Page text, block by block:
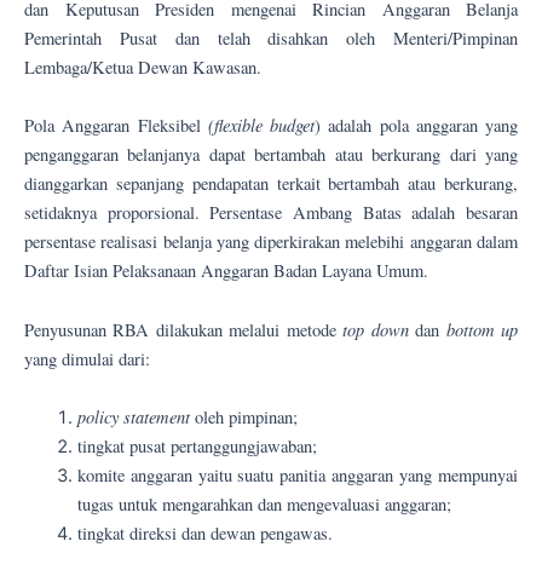
dan Keputusan Presiden mengenai Rincian Anggaran Belanja
Pemerintah Pusat dan telah disahkan oleh Menteri/Pimpinan
Lembaga/Ketua Dewan Kawasan.
Pola Anggaran Fleksibel (flexible budget) adalah pola anggaran yang
penganggaran belanjanya dapat bertambah atau berkurang dari yang
dianggarkan sepanjang pendapatan terkait bertambah atau berkurang,
setidaknya proporsional. Persentase Ambang Batas adalah besaran
persentase realisasi belanja yang diperkirakan melebihi anggaran dalam
Daftar Isian Pelaksanaan Anggaran Badan Layana Umum.
Penyusunan RBA dilakukan melalui metodetop downdan bottom up
yang dimulai dari:
policy statementoleh pimpinan;
tingkat pusat pertanggungjawaban;
komite anggaran yaitu suatu panitia anggaran yang mempunyai
tugas untuk mengarahkan dan mengevaluasi anggaran;
tingkat direksi dan dewan pengawas.